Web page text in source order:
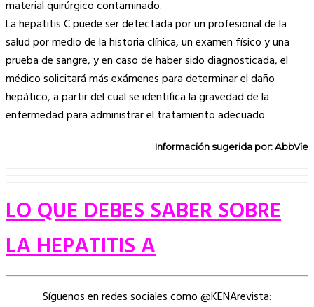
material quirúrgico contaminado.
La hepatitis C puede ser detectada por un profesional de la
salud por medio de la historia clínica, un examen físico y una
prueba de sangre, y en caso de haber sido diagnosticada, el
médico solicitará más exámenes para determinar el daño
hepático, a partir del cual se identifica la gravedad de la
enfermedad para administrar el tratamiento adecuado.
Información sugerida por: AbbVie
LO QUE DEBES SABER SOBRE
LA HEPATITIS A
Síguenos en redes sociales como @KENArevista: